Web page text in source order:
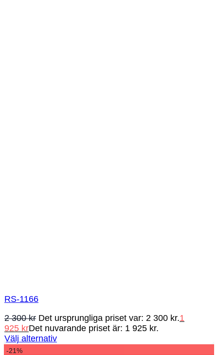
RS-1166
2 300kr Det ursprungliga priset var: 2 300 kr.1
925 krDet nuvarande priset är: 1 925 kr.
Välj alternativ
-21%